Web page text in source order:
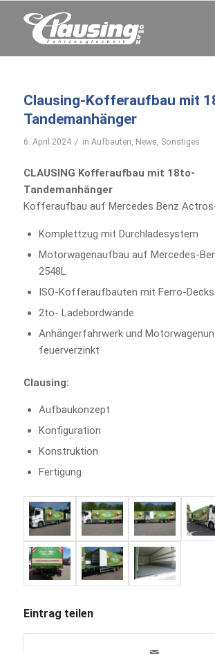
Clausing-Kofferaufbau mit
Tandemanhänger
6. April 2024 / in Aufbauten, News, Sonstiges
CLAUSING Kofferaufbau mit 18to-
Tandemanhänger
Kofferaufbau auf Mercedes Benz
Komplettzug mit Durchladesystem
Motorwagenaufbau auf Mercedes-
2548L
ISO-Kofferaufbauten mit Ferro-
2to- Ladebordwände
Anhängerfahrwerk und
feuerverzinkt
Clausing:
Aufbaukonzept
Konfiguration
Konstruktion
Fertigung
Eintrag teilen